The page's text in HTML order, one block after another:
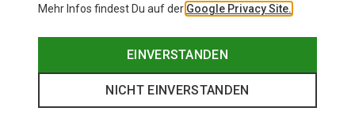
Mehr Infos findest Du auf der Google Privacy Site.
EINVERSTANDEN
NICHT EINVERSTANDEN